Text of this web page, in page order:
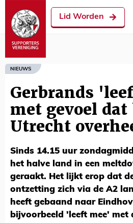
Lid Worden
NIEUWS
Gerbrands
met gevoel
Utrecht
Sinds 14.15 uur
het halve land in een
geraakt. Het lijkt erop dat
ontzetting zich via de A2
heeft gebaand naar
bijvoorbeeld 'leeft mee' met